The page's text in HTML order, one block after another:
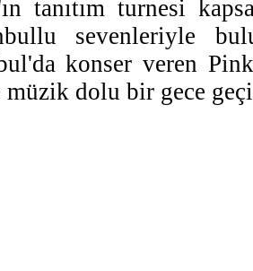
tanıtım turnesi
sevenleriyle
konser veren
dolu bir gece